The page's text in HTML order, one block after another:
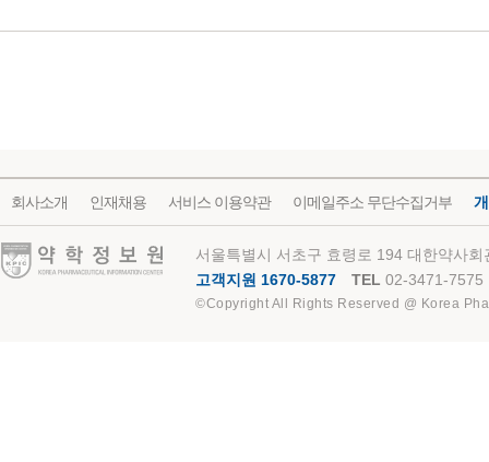
회사소개 인재채용 서비스 이용약관 이메일주소 무단수집거부
약학정보원
서울특별시 서초구 효령로 194 대한약사
고객지원 1670-5877
TEL 02-3471-7575
©Copyright All Rights Reserved @ Korea